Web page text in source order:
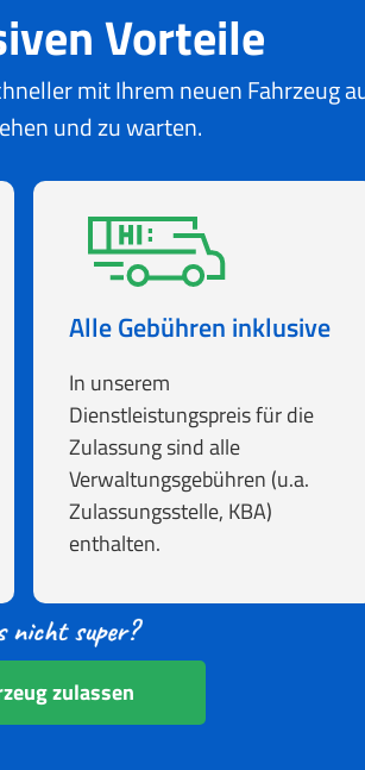
Vorteile
mit Ihrem neuen Fahrzeug
und zu warten.
Alle Gebühren inklusive
In unserem
Dienstleistungspreis für die
Zulassung sind alle
Verwaltungsgebühren (u.a.
Zulassungsstelle, KBA)
enthalten.
zulassen